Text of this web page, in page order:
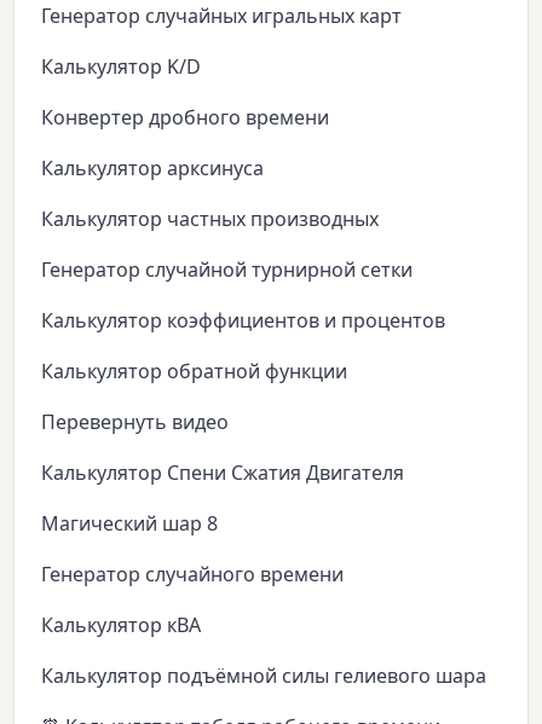
Генератор случайных игральных карт
Калькулятор K/D
Конвертер дробного времени
Калькулятор арксинуса
Калькулятор частных производных
Генератор случайной турнирной сетки
Калькулятор коэффициентов и процентов
Калькулятор обратной функции
Перевернуть видео
Калькулятор Спени Сжатия Двигателя
Магический шар 8
Генератор случайного времени
Калькулятор кВА
Калькулятор подъёмной силы гелиевого шара